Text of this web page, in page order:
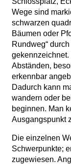
Wege sind
schwarzen
Bäumen oder
Rundweg“
Abständen,
erkennbar
Dadurch kann
wandern oder
beginnen. Man
Ausgangspunkt
Die einzelnen
Schwerpunkte;
zugewiesen.